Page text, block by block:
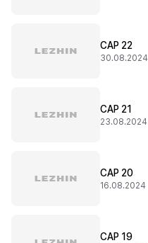
CAP 22
30.08.2024
CAP 21
23.08.2024
CAP 20
16.08.2024
CAP 19